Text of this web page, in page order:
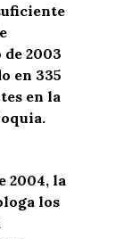
2003
en 335
en la
2004, la
los